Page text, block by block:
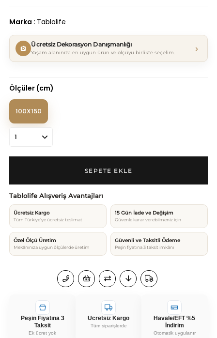
Marka : Tablolife
Ücretsiz Dekorasyon Danışmanlığı
Yaşam alanınıza en uygun ürün ve ölçüyü birlikte seçelim. ›
Ölçüler (cm)
100X150
Tablolife Alışveriş Avantajları
Ücretsiz Kargo
Tüm Türkiye’ye ücretsiz teslimat
15 Gün İade ve Değişim
Güvenle karar verebilmeniz için
Özel Ölçü Üretim
Mekânınıza uygun ölçülerde üretim
Güvenli ve Taksitli Ödeme
Peşin fiyatına 3 taksit imkânı
Peşin Fiyatına 3
Taksit
Ek ücret yok
Ücretsiz Kargo
Tüm siparişlerde
Havale/EFT %5
İndirim
Otomatik uygulanır